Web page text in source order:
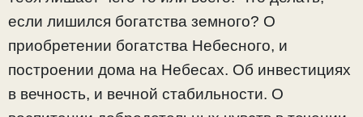
если лишился богатства земного? О
приобретении богатства Небесного, и
построении дома на Небесах. Об инвестициях
в вечность, и вечной стабильности. О